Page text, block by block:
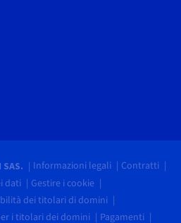
Informazioni legali
Contratti
dati
Gestire i cookie
dei titolari di domini
i titolari dei domini
Pagamenti